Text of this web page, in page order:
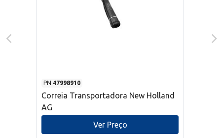
PN 47998910
Correia Transportadora New Holland
AG
Ver Preço